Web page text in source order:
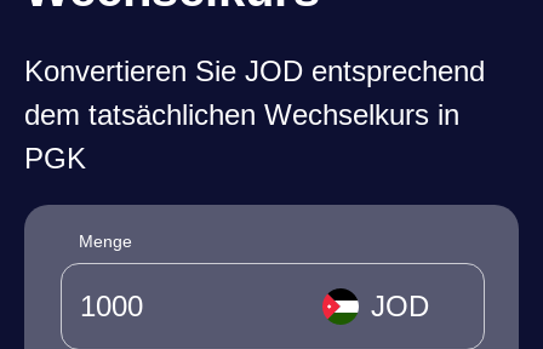
Konvertieren Sie JOD entsprechend
dem tatsächlichen Wechselkurs in
PGK
Menge
JOD